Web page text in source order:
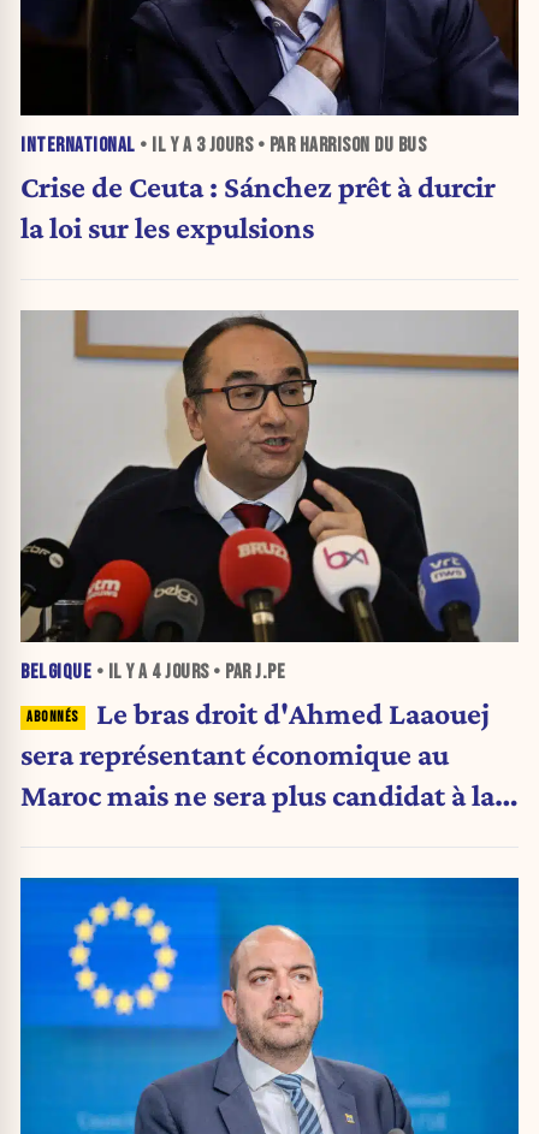
INTERNATIONAL • IL Y A 3 JOURS• PAR HARRISON DU BUS
Crise de Ceuta : Sánchez prêt à durcir
la loi sur les expulsions
BELGIQUE • IL Y A 4 JOURS• PAR J.PE
Le bras droit d'Ahmed Laaouej
sera représentant économique au
Maroc mais ne sera plus candidat à la